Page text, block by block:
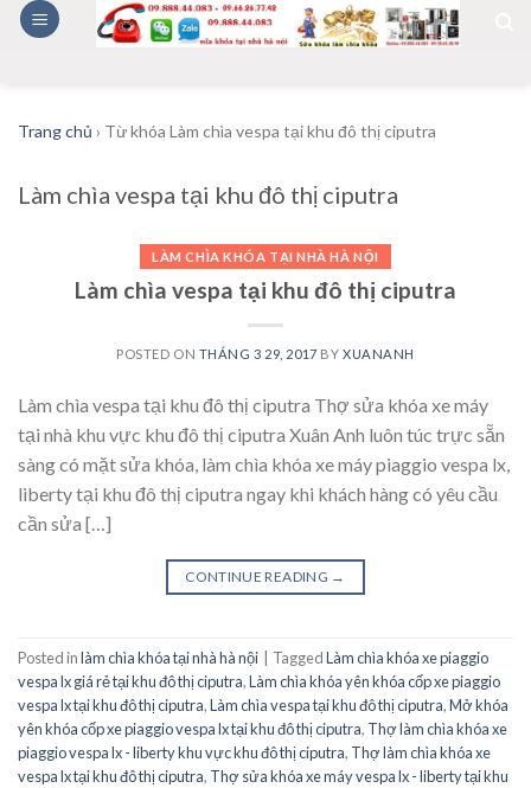
Skip
Trang chủ › Từ khóa Làm chìa vespa tại khu đô thị ciputra
Làm chìa vespa tại khu đô thị ciputra
LÀM CHÌA KHÓA TẠI NHÀ HÀ NỘI
Làm chìa vespa tại khu đô thị ciputra
POSTED ON THÁNG 3 29, 2017 BY XUANANH
Làm chìa vespa tại khu đô thị ciputra Thợ sửa khóa xe máy
tại nhà khu vực khu đô thị ciputra Xuân Anh luôn túc trực sẵn
sàng có mặt sửa khóa, làm chìa khóa xe máy piaggio vespa lx,
liberty tại khu đô thị ciputra ngay khi khách hàng có yêu cầu
cần sửa […]
CONTINUE READING →
Posted inlàm chìa khóa tại nhà hà nội TaggedLàm chìa khóa xe piaggio
vespa lx giá rẻ tại khu đô thị ciputra,Làm chìa khóa yên khóa cốp xe piaggio
vespa lx tại khu đô thị ciputra,Làm chìa vespa tại khu đô thị ciputra,Mở khóa
yên khóa cốp xe piaggio vespa lx tại khu đô thị ciputra, Thợ làm chìa khóa xe
piaggio vespa lx - liberty khu vực khu đô thị ciputra, Thợ làm chìa khóa xe
vespa lx tại khu đô thị ciputra, Thợ sửa khóa xe máy vespa lx - liberty tại khu